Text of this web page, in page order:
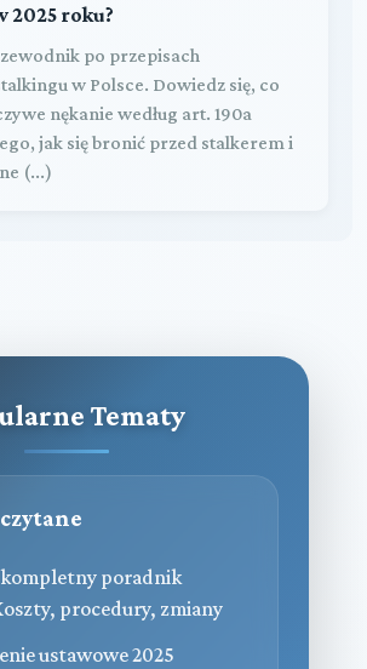
2025 roku?
po przepisach
w Polsce. Dowiedz się, co
nękanie według art. 190a
jak się bronić przed stalkerem i
(...)
Tematy
kompletny poradnik
procedury, zmiany
ustawowe 2025